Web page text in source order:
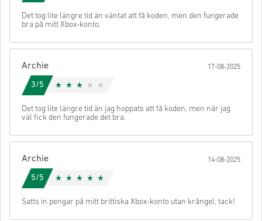
• Välj din betalningsmetod
• Slutför din beställning
När det är klart får du ett mejl med en säker länk för att komma åt
Avbryt Skicka
Det tog lite längre tid än väntat att få koden, men den fungerade
bra på mitt Xbox-konto.
Archie 17-08-2025
3/5
Det tog lite längre tid än jag hoppats att få koden, men när jag
väl fick den fungerade det bra.
Archie 14-08-2025
5/5
Satts in pengar på mitt brittiska Xbox-konto utan krångel, tack!